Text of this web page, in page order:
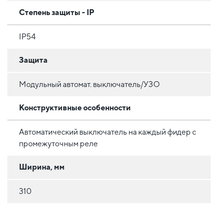
Степень защиты - IP
IP54
Защита
Модульный автомат. выключатель/УЗО
Конструктивные особенности
Автоматический выключатель на каждый фидер с
промежуточным реле
Ширина, мм
310